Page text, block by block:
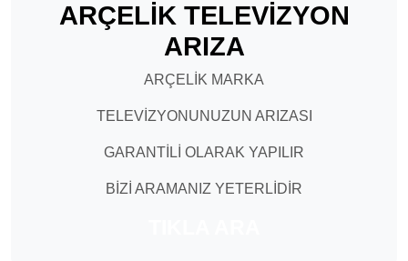
ARÇELİK TELEVİZYON
ARIZA
ARÇELİK MARKA
TELEVİZYONUNUZUN ARIZASI
GARANTİLİ OLARAK YAPILIR
BİZİ ARAMANIZ YETERLİDİR